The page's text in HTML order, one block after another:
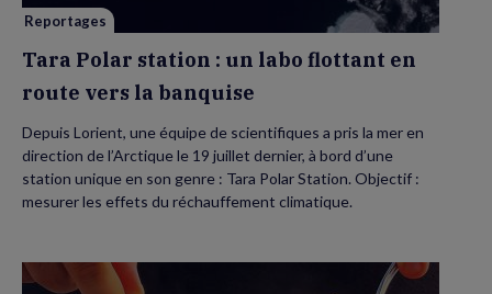
la
Reportages
Tara Polar station : un labo flottant en
route vers la banquise
Depuis Lorient, une équipe de scientifiques a pris la mer en
direction de l’Arctique le 19 juillet dernier, à bord d’une
station unique en son genre : Tara Polar Station. Objectif :
mesurer les effets du réchauffement climatique.